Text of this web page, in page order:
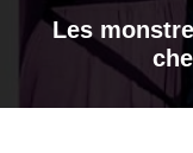
Les